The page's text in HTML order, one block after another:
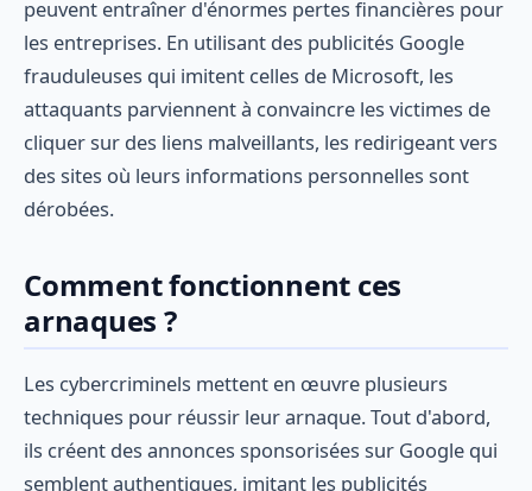
peuvent entraîner d'énormes pertes financières pour
les entreprises. En utilisant des publicités Google
frauduleuses qui imitent celles de Microsoft, les
attaquants parviennent à convaincre les victimes de
cliquer sur des liens malveillants, les redirigeant vers
des sites où leurs informations personnelles sont
dérobées.
Comment fonctionnent ces
arnaques ?
Les cybercriminels mettent en œuvre plusieurs
techniques pour réussir leur arnaque. Tout d'abord,
ils créent des annonces sponsorisées sur Google qui
semblent authentiques, imitant les publicités